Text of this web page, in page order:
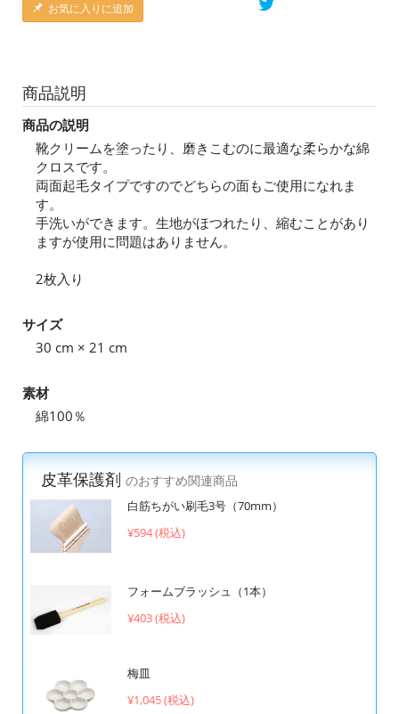
お気に入りに追加
商品説明
商品の説明
靴クリームを塗ったり、磨きこむのに最適な柔らかな綿
クロスです。
両面起毛タイプですのでどちらの面もご使用になれま
す。
手洗いができます。生地がほつれたり、縮むことがあり
ますが使用に問題はありません。
2枚入り
サイズ
30 cm × 21 cm
素材
綿100％
皮革保護剤 のおすすめ関連商品
白筋ちがい刷毛3号（70mm）
¥594 (税込)
フォームブラッシュ（1本）
¥403 (税込)
梅皿
¥1,045 (税込)